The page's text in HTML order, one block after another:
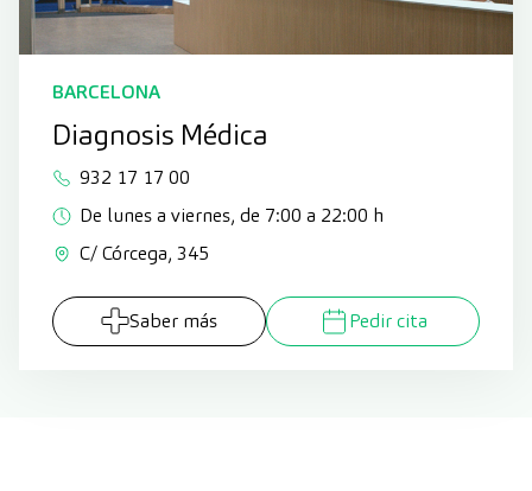
BARCELONA
Diagnosis Médica
932 17 17 00
De lunes a viernes, de 7:00 a 22:00 h
C/ Córcega, 345
Saber más Pedir cita